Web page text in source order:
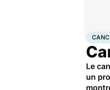
Accueil
Le
un